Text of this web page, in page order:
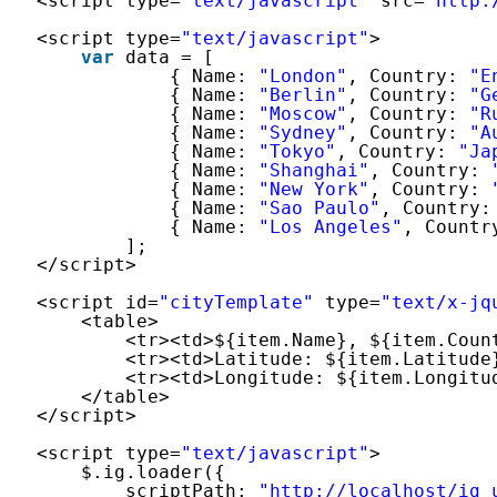
<script type="text/javascript">
var
data = [
{ Name:
"London" , Country:
{ Name:
"Berlin" , Country:
{ Name:
"Moscow" , Country:
{ Name:
"Sydney" , Country:
{ Name:
"Tokyo" , Country:
{ Name:
"Shanghai" , Country:
{ Name:
"New York" , Country:
{ Name:
"Sao Paulo" , Country:
{ Name:
"Los Angeles" ,
];
</script>
<script id="cityTemplate" type="text/x-
<table>
<tr><td>${item.Name},
<tr><td>Latitude:
<tr><td>Longitude:
</table>
</script>
<script type="text/javascript">
$.ig.loader({
scriptPath:
"http://localhost/